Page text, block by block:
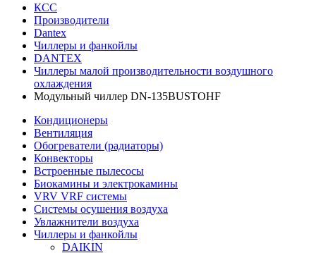
КСС
Производители
Dantex
Чиллеры и фанкойлы
DANTEX
Чиллеры малой производительности воздушного
охлаждения
Модульный чиллер DN-135BUSTOHF
Кондиционеры
Вентиляция
Обогреватели (радиаторы)
Конвекторы
Встроенные пылесосы
Биокамины и электрокамины
VRV VRF системы
Системы осушения воздуха
Увлажнители воздуха
Чиллеры и фанкойлы
DAIKIN